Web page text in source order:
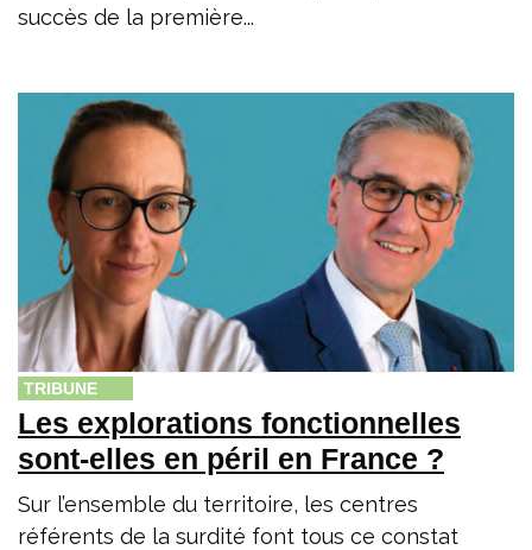
succès de la première...
TRIBUNE
Les explorations fonctionnelles
sont-elles en péril en France ?
Sur l’ensemble du territoire, les centres
référents de la surdité font tous ce constat